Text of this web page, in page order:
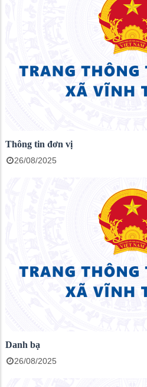
Thông tin đơn vị
26/08/2025
Danh bạ
26/08/2025